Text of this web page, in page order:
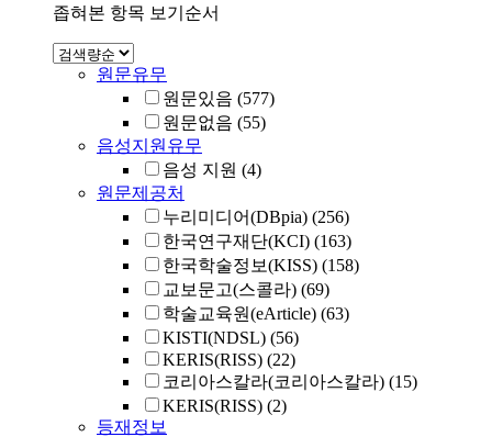
좁혀본 항목 보기순서
원문유무
원문있음 (577)
원문없음 (55)
음성지원유무
음성 지원 (4)
원문제공처
누리미디어(DBpia) (256)
한국연구재단(KCI) (163)
한국학술정보(KISS) (158)
교보문고(스콜라) (69)
학술교육원(eArticle) (63)
KISTI(NDSL) (56)
KERIS(RISS) (22)
코리아스칼라(코리아스칼라) (15)
KERIS(RISS) (2)
등재정보